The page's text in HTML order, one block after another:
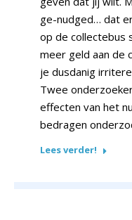
ge-nudged… dat
op de collectebus
meer geld aan de
je dusdanig
Twee
effecten van het
bedragen
Lees verder!